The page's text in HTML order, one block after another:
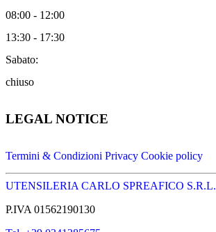
08:00 - 12:00
13:30 - 17:30
Sabato:
chiuso
LEGAL NOTICE
Termini & Condizioni Privacy Cookie policy
UTENSILERIA CARLO SPREAFICO S.R.L.
P.IVA 01562190130